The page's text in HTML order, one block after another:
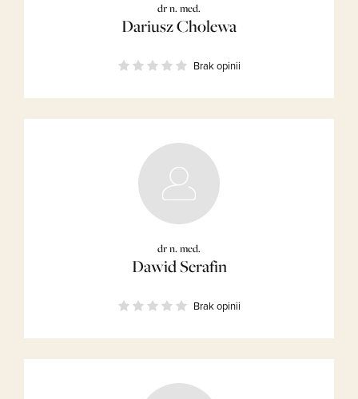
dr n. med.
Dariusz Cholewa
Brak opinii
dr n. med.
Dawid Serafin
Brak opinii